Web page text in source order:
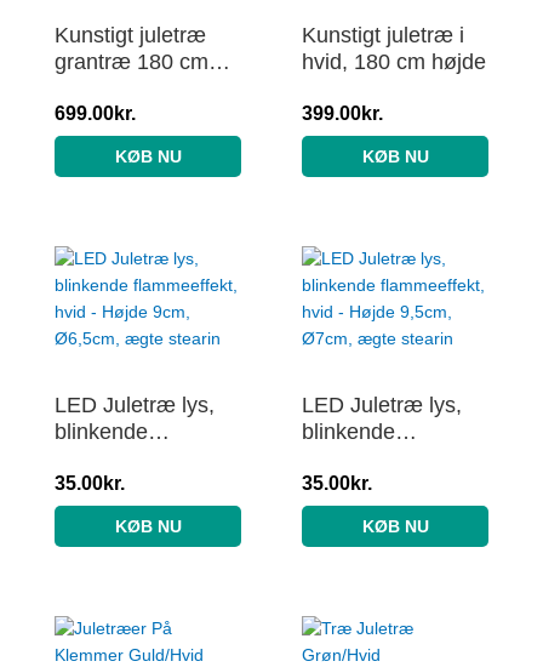
Kunstigt juletræ
grantræ 180 cm
dekoration (180
cm, hvid/juletræ 1)
699.00kr.
KØB NU
Kunstigt juletræ i
hvid, 180 cm højde
399.00kr.
KØB NU
LED Juletræ lys,
blinkende
– Højde 9cm,
Ø6,5cm, ægte
stearin
35.00kr.
KØB NU
LED Juletræ lys,
blinkende
– Højde 9,5cm,
Ø7cm, ægte
stearin
35.00kr.
KØB NU